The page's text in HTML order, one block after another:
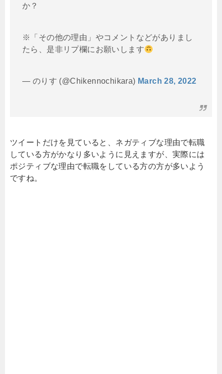
か？
※「その他の理由」やコメントなどがありまし
たら、是非リプ欄にお願いします
— のりす (@Chikennochikara) March 28, 2022
ツイートだけを見ていると、ネガティブな理由で転職
している方がかなり多いように見えますが、実際には
ポジティブな理由で転職をしている方の方が多いよう
ですね。